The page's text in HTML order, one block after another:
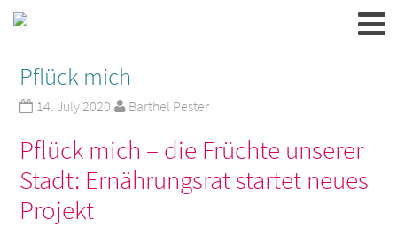
Pflück mich
14. July 2020 Barthel Pester
Pflück mich – die Früchte unserer
Stadt: Ernährungsrat startet neues
Projekt